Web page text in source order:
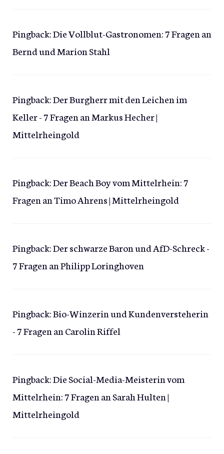
Pingback:Die Vollblut-Gastronomen: 7 Fragen an
Bernd und Marion Stahl
Pingback:Der Burgherr mit den Leichen im
Keller - 7 Fragen an Markus Hecher |
Mittelrheingold
Pingback:Der Beach Boy vom Mittelrhein: 7
Fragen an Timo Ahrens | Mittelrheingold
Pingback:Der schwarze Baron und AfD-Schreck -
7 Fragen an Philipp Loringhoven
Pingback:Bio-Winzerin und Kundenversteherin
- 7 Fragen an Carolin Riffel
Pingback:Die Social-Media-Meisterin vom
Mittelrhein: 7 Fragen an Sarah Hulten |
Mittelrheingold